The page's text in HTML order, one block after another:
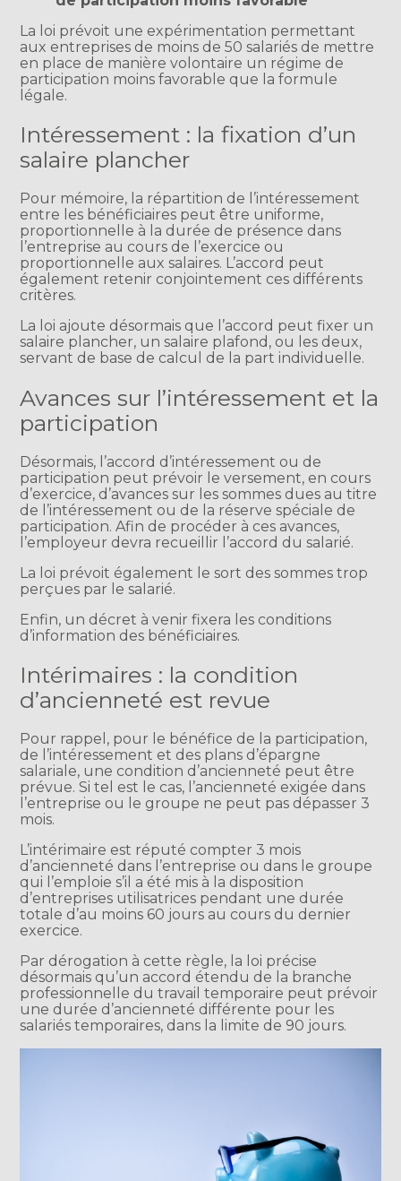
La loi prévoit une expérimentation permettant
aux entreprises de moins de 50 salariés de mettre
en place de manière volontaire un régime de
participation moins favorable que la formule
légale.
Intéressement : la fixation d’un
salaire plancher
Pour mémoire, la répartition de l’intéressement
entre les bénéficiaires peut être uniforme,
proportionnelle à la durée de présence dans
l’entreprise au cours de l’exercice ou
proportionnelle aux salaires. L’accord peut
également retenir conjointement ces différents
critères.
La loi ajoute désormais que l’accord peut fixer un
salaire plancher, un salaire plafond, ou les deux,
servant de base de calcul de la part individuelle.
Avances sur l’intéressement et la
participation
Désormais, l’accord d’intéressement ou de
participation peut prévoir le versement, en cours
d’exercice, d’avances sur les sommes dues au titre
de l’intéressement ou de la réserve spéciale de
participation. Afin de procéder à ces avances,
l’employeur devra recueillir l’accord du salarié.
La loi prévoit également le sort des sommes trop
perçues par le salarié.
Enfin, un décret à venir fixera les conditions
d’information des bénéficiaires.
Intérimaires : la condition
d’ancienneté est revue
Pour rappel, pour le bénéfice de la participation,
de l’intéressement et des plans d’épargne
salariale, une condition d’ancienneté peut être
prévue. Si tel est le cas, l’ancienneté exigée dans
l’entreprise ou le groupe ne peut pas dépasser 3
mois.
L’intérimaire est réputé compter 3 mois
d’ancienneté dans l’entreprise ou dans le groupe
qui l’emploie s’il a été mis à la disposition
d’entreprises utilisatrices pendant une durée
totale d’au moins 60 jours au cours du dernier
exercice.
Par dérogation à cette règle, la loi précise
désormais qu’un accord étendu de la branche
professionnelle du travail temporaire peut prévoir
une durée d’ancienneté différente pour les
salariés temporaires, dans la limite de 90 jours.